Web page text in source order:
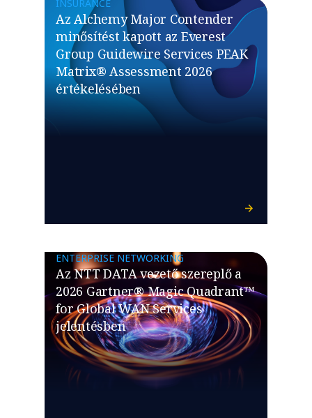
INSURANCE
Az Alchemy Major Contender
minősítést kapott az Everest
Group Guidewire Services PEAK
Matrix® Assessment 2026
értékelésében
ENTERPRISE NETWORKING
Az NTT DATA vezető szereplő a
2026 Gartner® Magic Quadrant™
for Global WAN Services
jelentésben